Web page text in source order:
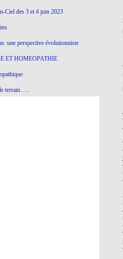
Ciel des 3 et 4 juin 2023
une perspective évolutionniste
ET HOMEOPATHIE
terrain…..